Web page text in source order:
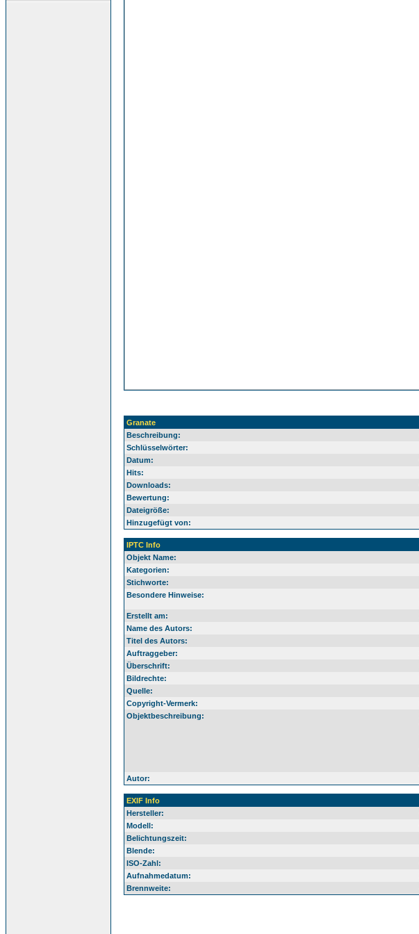
Granate
Beschreibung:
Schlüsselwörter:
Datum:
Hits:
Downloads:
Bewertung:
Dateigröße:
Hinzugefügt von:
IPTC Info
Objekt Name:
Kategorien:
Stichworte:
Besondere Hinweise:
Erstellt am:
Name des Autors:
Titel des Autors:
Auftraggeber:
Überschrift:
Bildrechte:
Quelle:
Copyright-Vermerk:
Objektbeschreibung:
Autor:
EXIF Info
Hersteller:
Modell:
Belichtungszeit:
Blende:
ISO-Zahl:
Aufnahmedatum:
Brennweite: